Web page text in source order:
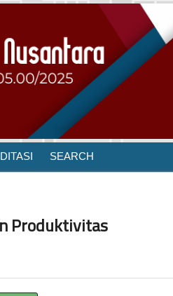
SEARCH
Produktivitas